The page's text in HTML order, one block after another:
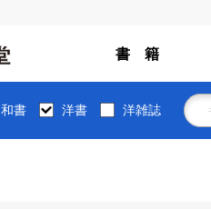
書 籍
和書 洋書 洋雑誌